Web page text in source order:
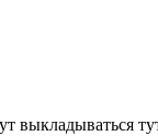
выкладываться